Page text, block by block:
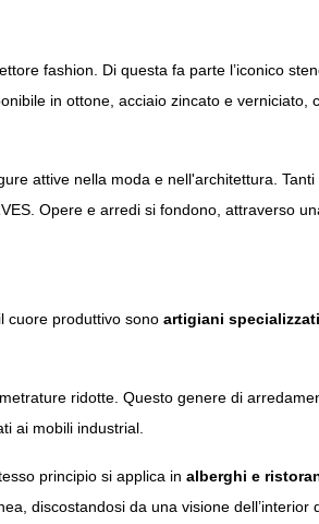
fashion. Di questa fa parte l’iconico
in ottone acciaio zincato e verniciato
attive nella moda e nell'architettura.
Opere e arredi si fondono, attraverso
cuore produttivo sono artigiani specializzati
ridotte. Questo genere di
ai mobili industrial.
principio si applica in alberghi e
discostandosi da una visione dell’interior